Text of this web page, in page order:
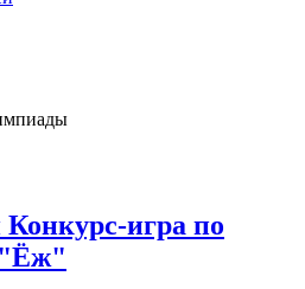
игра по
"Ёж"